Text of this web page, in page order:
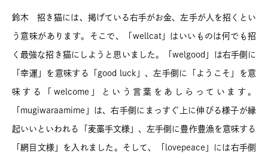
鈴木 招き猫には、掲げている右手がお金、左手が人を招くとい
う意味があります。そこで、「wellcat」はいいものは何でも招
く最強な招き猫にしようと思いました。「welgood」は右手側に
「幸運」を意味する「good luck」、左手側に「ようこそ」を意
味する「welcome」という言葉をあしらっています。
「mugiwaraamime」は、右手側にまっすぐ上に伸びる様子が縁
起いいといわれる「麦藁手文様」、左手側に豊作豊漁を意味する
「網目文様」を入れました。そして、「lovepeace」には右手側